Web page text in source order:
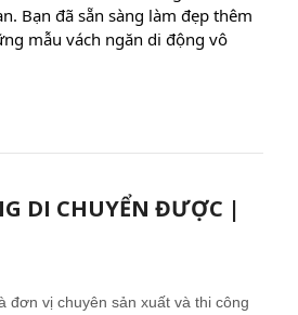
Bạn đã sẵn sàng làm đẹp thêm
mẫu vách ngăn di động vô
DI CHUYỂN ĐƯỢC |
đơn vị chuyên sản xuất và thi công